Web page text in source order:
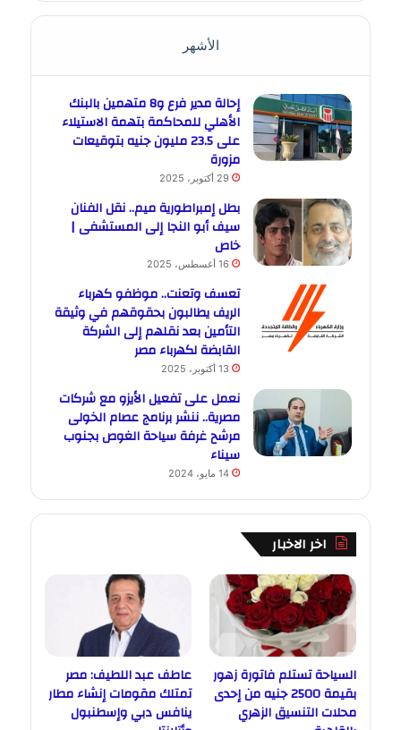
الأشهر
إحالة مدير فرع و8 متهمين بالبنك
الأهلي للمحاكمة بتهمة الاستيلاء
على 23.5 مليون جنيه بتوقيعات
مزورة
29 أكتوبر، 2025
بطل إمبراطورية ميم.. نقل الفنان
سيف أبو النجا إلى المستشفى |
خاص
16 أغسطس، 2025
تعسف وتعنت.. موظفو كهرباء
الريف يطالبون بحقوقهم في وثيقة
التأمين بعد نقلهم إلى الشركة
القابضة لكهرباء مصر
13 أكتوبر، 2025
نعمل على تفعيل الأيزو مع شركات
مصرية.. ننشر برنامج عصام الخولى
مرشح غرفة سياحة الغوص بجنوب
سيناء
14 مايو، 2024
اخر الاخبار
السياحة تستلم فاتورة زهور
بقيمة 2500 جنيه من إحدى
محلات التنسيق الزهري
عاطف عبد اللطيف: مصر
تمتلك مقومات إنشاء مطار
ينافس دبي وإسطنبول